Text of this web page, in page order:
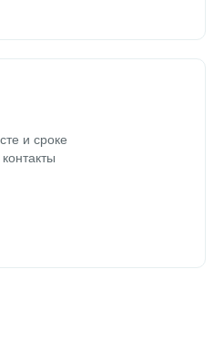
и сроке